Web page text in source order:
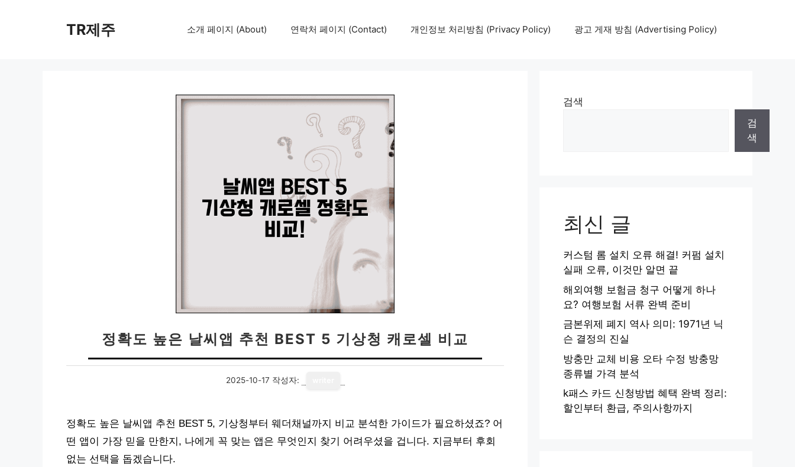
TR제주 소개 페이지 (About) 연락처 페이지 (Contact) 개인정보 처리방침 (Privacy Policy) 광고 게재 방침 (Advertising Policy)
정확도 높은 날씨앱 추천 BEST 5 기상청 캐로셀 비교
2025-10-17 작성자:
정확도 높은 날씨앱 추천 BEST 5, 기상청부터 웨더채널까지 비교 분석한 가이드가 필요하셨죠? 어
떤 앱이 가장 믿을 만한지, 나에게 꼭 맞는 앱은 무엇인지 찾기 어려우셨을 겁니다. 지금부터 후회
없는 선택을 돕겠습니다.
검색
검
색
최신 글
커스텀 롬 설치 오류 해결! 커펌 설치
실패 오류, 이것만 알면 끝
해외여행 보험금 청구 어떻게 하나
요? 여행보험 서류 완벽 준비
금본위제 폐지 역사 의미: 1971년 닉
슨 결정의 진실
방충만 교체 비용 오타 수정 방충망
종류별 가격 분석
k패스 카드 신청방법 혜택 완벽 정리:
할인부터 환급, 주의사항까지